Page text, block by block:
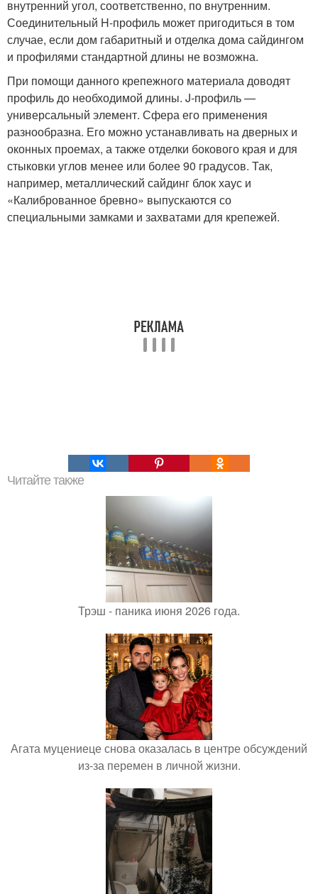
внутренний угол, соответственно, по внутренним.
Соединительный H-профиль может пригодиться в том
случае, если дом габаритный и отделка дома сайдингом
и профилями стандартной длины не возможна.
При помощи данного крепежного материала доводят
профиль до необходимой длины. J-профиль —
универсальный элемент. Сфера его применения
разнообразна. Его можно устанавливать на дверных и
оконных проемах, а также отделки бокового края и для
стыковки углов менее или более 90 градусов. Так,
например, металлический сайдинг блок хаус и
«Калиброванное бревно» выпускаются со
специальными замками и захватами для крепежей.
Читайте также
Трэш - паника июня 2026 года.
Агата муцениеце снова оказалась в центре обсуждений
из-за перемен в личной жизни.